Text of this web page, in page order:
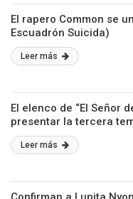
El rapero Common se
Escuadrón Suicida)
Leer más
El elenco de “El Señor
presentar la tercera
Leer más